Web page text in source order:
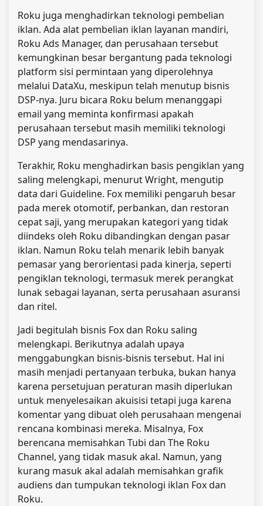
Roku juga menghadirkan teknologi pembelian
iklan. Ada alat pembelian iklan layanan mandiri,
Roku Ads Manager, dan perusahaan tersebut
kemungkinan besar bergantung pada teknologi
platform sisi permintaan yang diperolehnya
melalui DataXu, meskipun telah menutup bisnis
DSP-nya. Juru bicara Roku belum menanggapi
email yang meminta konfirmasi apakah
perusahaan tersebut masih memiliki teknologi
DSP yang mendasarinya.
Terakhir, Roku menghadirkan basis pengiklan yang
saling melengkapi, menurut Wright, mengutip
data dari Guideline. Fox memiliki pengaruh besar
pada merek otomotif, perbankan, dan restoran
cepat saji, yang merupakan kategori yang tidak
diindeks oleh Roku dibandingkan dengan pasar
iklan. Namun Roku telah menarik lebih banyak
pemasar yang berorientasi pada kinerja, seperti
pengiklan teknologi, termasuk merek perangkat
lunak sebagai layanan, serta perusahaan asuransi
dan ritel.
Jadi begitulah bisnis Fox dan Roku saling
melengkapi. Berikutnya adalah upaya
menggabungkan bisnis-bisnis tersebut. Hal ini
masih menjadi pertanyaan terbuka, bukan hanya
karena persetujuan peraturan masih diperlukan
untuk menyelesaikan akuisisi tetapi juga karena
komentar yang dibuat oleh perusahaan mengenai
rencana kombinasi mereka. Misalnya, Fox
berencana memisahkan Tubi dan The Roku
Channel, yang tidak masuk akal. Namun, yang
kurang masuk akal adalah memisahkan grafik
audiens dan tumpukan teknologi iklan Fox dan
Roku.